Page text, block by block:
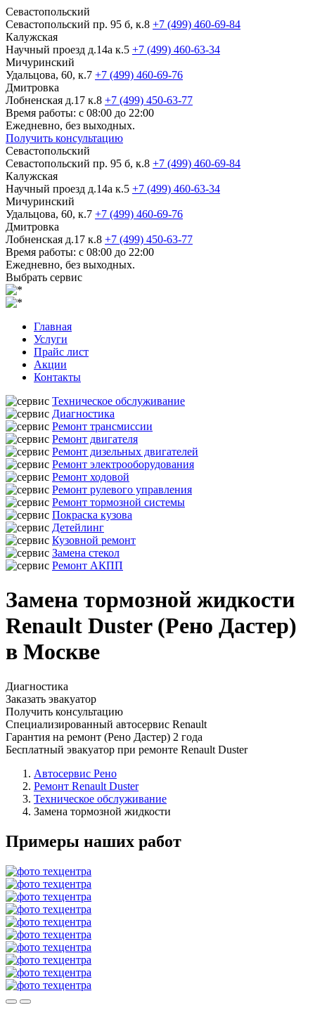
Севастопольский
Севастопольский пр. 95 б, к.8 +7 (499) 460-69-84
Калужская
Научный проезд д.14а к.5 +7 (499) 460-63-34
Мичуринский
Удальцова, 60, к.7 +7 (499) 460-69-76
Дмитровка
Лобненская д.17 к.8 +7 (499) 450-63-77
Время работы: с 08:00 до 22:00
Ежедневно, без выходных.
Получить консультацию
Севастопольский
Севастопольский пр. 95 б, к.8 +7 (499) 460-69-84
Калужская
Научный проезд д.14а к.5 +7 (499) 460-63-34
Мичуринский
Удальцова, 60, к.7 +7 (499) 460-69-76
Дмитровка
Лобненская д.17 к.8 +7 (499) 450-63-77
Время работы: с 08:00 до 22:00
Ежедневно, без выходных.
Выбрать сервис
Главная
Услуги
Прайс лист
Акции
Контакты
Техническое обслуживание
Диагностика
Ремонт трансмиссии
Ремонт двигателя
Ремонт дизельных двигателей
Ремонт электрооборудования
Ремонт ходовой
Ремонт рулевого управления
Ремонт тормозной системы
Покраска кузова
Детейлинг
Кузовной ремонт
Замена стекол
Ремонт АКПП
Замена тормозной жидкости
Renault Duster (Рено Дастер)
в Москве
Диагностика
Заказать эвакуатор
Получить консультацию
Специализированный автосервис Renault
Гарантия на ремонт (Рено Дастер) 2 года
Бесплатный эвакуатор при ремонте Renault Duster
Автосервис Рено
Ремонт Renault Duster
Техническое обслуживание
Замена тормозной жидкости
Примеры наших работ